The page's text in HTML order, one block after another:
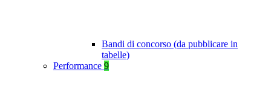
Bandi di concorso (da pubblicare in
tabelle)
Performance 9